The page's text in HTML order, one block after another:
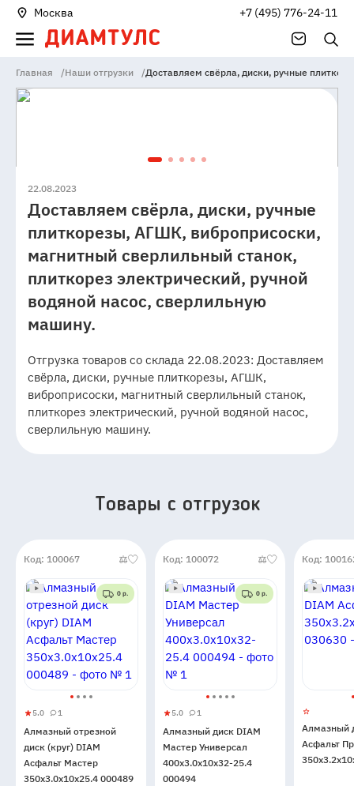
Москва +7 (495) 776-24-11
Главная /Наши отгрузки /Доставляем свёрла, диски, ручные
22.08.2023
Доставляем свёрла, диски, ручные
плиткорезы, АГШК, виброприсоски,
магнитный сверлильный станок,
плиткорез электрический, ручной
водяной насос, сверлильную
машину.
Отгрузка товаров со склада 22.08.2023: Доставляем
свёрла, диски, ручные плиткорезы, АГШК,
виброприсоски, магнитный сверлильный станок,
плиткорез электрический, ручной водяной насос,
сверлильную машину.
Товары c отгрузок
Код: 100067
0 р.
Алмазный
отрезной
диск
(круг)
5.0
5
1 1
Алмазный отрезной
диск (круг) DIAM
Асфальт Мастер
350x3.0x10x25.4 000489
Код: 100072
0 р.
Алмазный
диск
DIAM
Мастер
5.0
5
1 1
Алмазный диск DIAM
Мастер Универсал
400x3.0x10x32-25.4
000494
Код:
Алмазный
Асфальт